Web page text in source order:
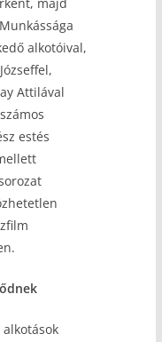
alkotóival,
Attilával
estés